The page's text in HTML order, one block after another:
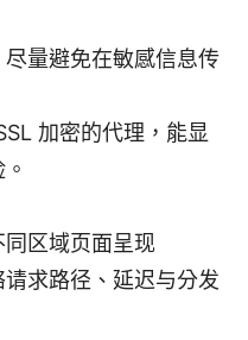
量避免在敏感信息传
加密的代理，能显
区域页面呈现
求路径、延迟与分发